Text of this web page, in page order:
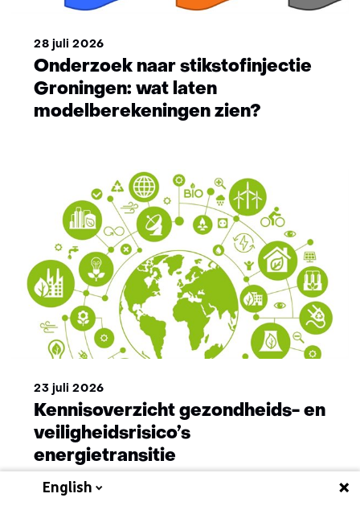
28 juli 2026
Onderzoek naar stikstofinjectie
Groningen: wat laten
modelberekeningen zien?
23 juli 2026
Kennisoverzicht gezondheids- en
veiligheidsrisico’s
energietransitie
English